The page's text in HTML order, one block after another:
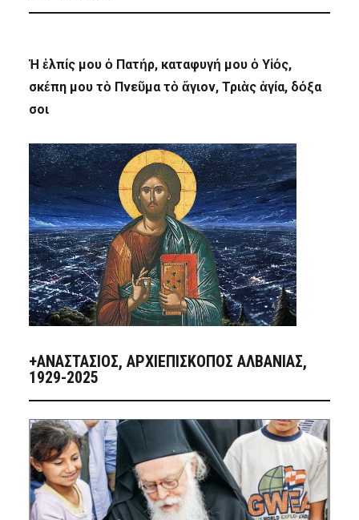
Ἡ ἐλπίς μου ὁ Πατήρ, καταφυγή μου ὁ Υἱός,
σκέπη μου τὸ Πνεῦμα τὸ ἅγιον, Τριὰς ἁγία, δόξα
σοι
+ΑΝΑΣΤΆΣΙΟΣ, ΑΡΧΙΕΠΊΣΚΟΠΟΣ ΑΛΒΑΝΊΑΣ,
1929-2025